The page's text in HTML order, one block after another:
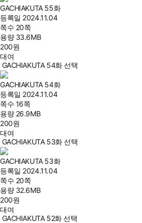
GACHIAKUTA 55화
등록일 2024.11.04
쪽수 20쪽
용량 33.6MB
200원
대여
GACHIAKUTA 54화 선택
GACHIAKUTA 54화
등록일 2024.11.04
쪽수 16쪽
용량 26.9MB
200원
대여
GACHIAKUTA 53화 선택
GACHIAKUTA 53화
등록일 2024.11.04
쪽수 20쪽
용량 32.6MB
200원
대여
GACHIAKUTA 52화 선택